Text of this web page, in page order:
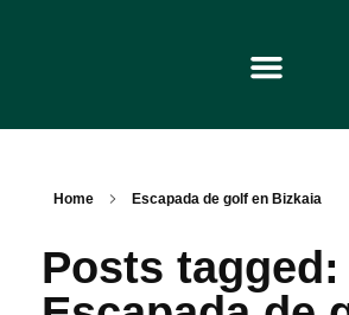
Home Escapada de golf en Bizkaia
Posts tagged: